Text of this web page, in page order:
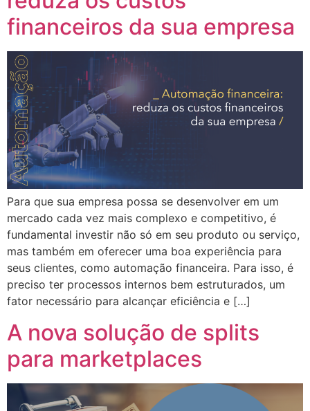
financeiros da sua empresa
Para que sua empresa possa se desenvolver em um
mercado cada vez mais complexo e competitivo, é
fundamental investir não só em seu produto ou serviço,
mas também em oferecer uma boa experiência para
seus clientes, como automação financeira. Para isso, é
preciso ter processos internos bem estruturados, um
fator necessário para alcançar eficiência e […]
A nova solução de splits
para marketplaces